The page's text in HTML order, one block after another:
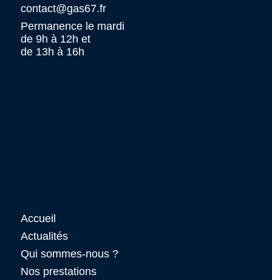
contact@gas67.fr
Permanence le mardi
de 9h à 12h et
de 13h à 16h
Accueil
Actualités
Qui sommes-nous ?
Nos prestations